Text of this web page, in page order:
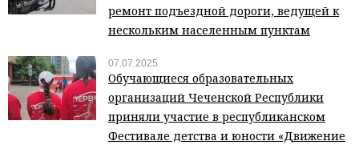
ремонт подъездной дороги, ведущей к
нескольким населенным пунктам
07.07.2025
Обучающиеся образовательных
организаций Чеченской Республики
приняли участие в республиканском
Фестивале детства и юности «Движение